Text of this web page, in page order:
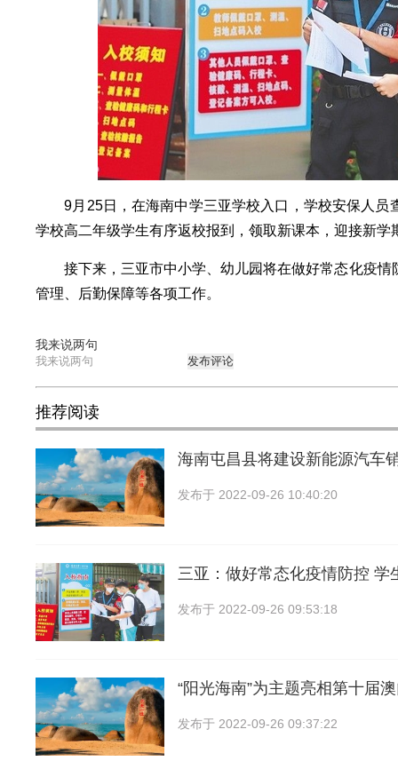
9月25日，在海南中学三亚学校入口，学校安保人员
学校高二年级学生有序返校报到，领取新课本，迎接新学
接下来，三亚市中小学、幼儿园将在做好常态化疫情
管理、后勤保障等各项工作。
我来说两句
发布评论
推荐阅读
海南屯昌县将建设新能源汽车
发布于 2022-09-26 10:40:20
三亚：做好常态化疫情防控 学
发布于 2022-09-26 09:53:18
“阳光海南”为主题亮相第十届
发布于 2022-09-26 09:37:22